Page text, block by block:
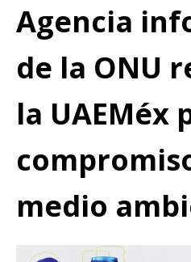
Agencia
de la ONU
la UAEMéx
medio